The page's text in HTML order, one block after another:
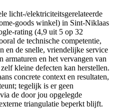
licht-/elektriciteitsgerelateerde
goods winkel) in Sint-Niklaas
rating (4,9 uit 5 op 32
de technische competentie,
en de snelle, vriendelijke service
en het vervangen van
kleine defecten kan herstellen.
concrete context en resultaten,
tegelijk is er geen
de door jou opgelegde
triangulatie beperkt blijft.